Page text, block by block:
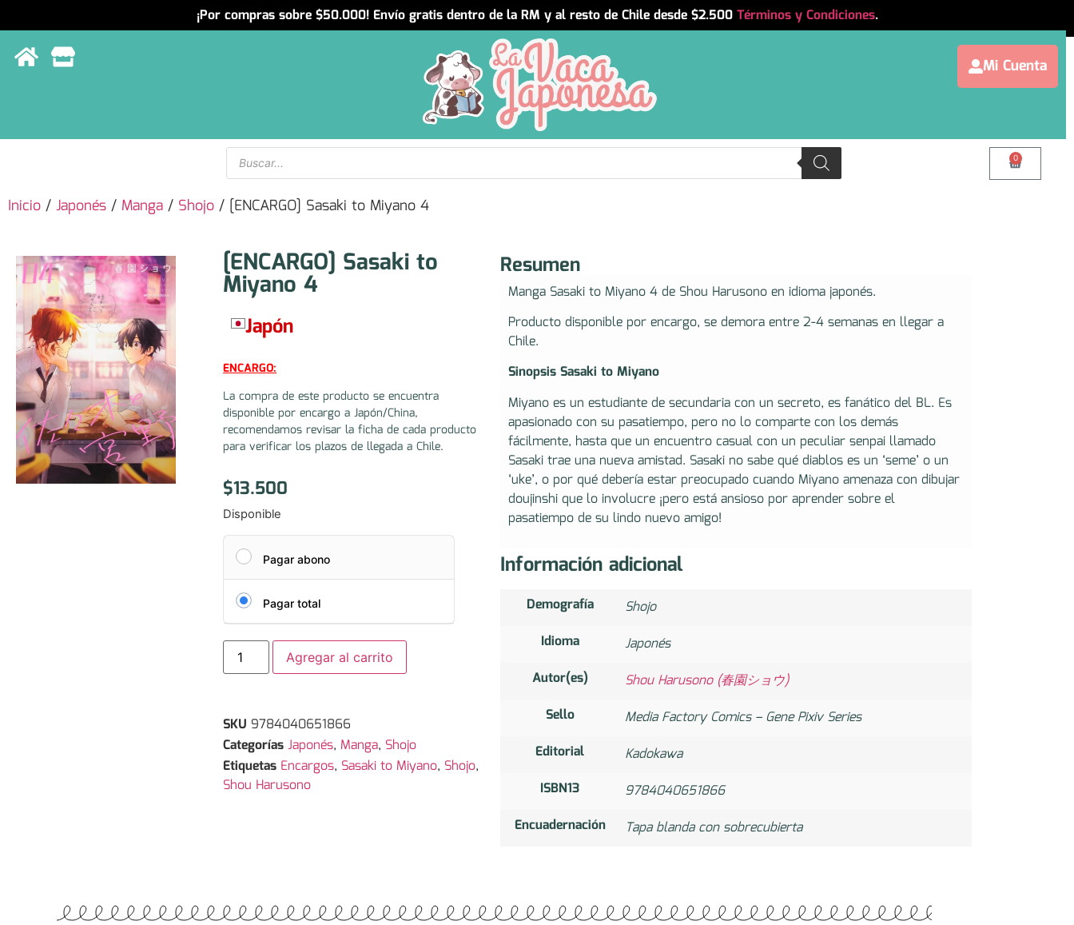
¡Por compras sobre $50.000! Envío gratis dentro de la RM y al resto de Chile desde $2.500 Términos y Condiciones.
Mi Cuenta
0
Inicio / Japonés / Manga / Shojo / [ENCARGO] Sasaki to Miyano 4
[ENCARGO] Sasaki to
Miyano 4
Japón
ENCARGO:
La compra de este producto se encuentra
disponible por encargo a Japón/China,
recomendamos revisar la ficha de cada producto
para verificar los plazos de llegada a Chile.
$13.500
Disponible
Pagar abono
Pagar total
Agregar al carrito
SKU 9784040651866
Categorías Japonés, Manga, Shojo
Etiquetas Encargos, Sasaki to Miyano, Shojo,
Shou Harusono
Resumen
Manga Sasaki to Miyano 4 de Shou Harusono en idioma japonés.
Producto disponible por encargo, se demora entre 2-4 semanas en llegar a
Chile.
Sinopsis Sasaki to Miyano
Miyano es un estudiante de secundaria con un secreto, es fanático del BL. Es
apasionado con su pasatiempo, pero no lo comparte con los demás
fácilmente, hasta que un encuentro casual con un peculiar senpai llamado
Sasaki trae una nueva amistad. Sasaki no sabe qué diablos es un ‘seme’ o un
‘uke’, o por qué debería estar preocupado cuando Miyano amenaza con dibujar
doujinshi que lo involucre ¡pero está ansioso por aprender sobre el
pasatiempo de su lindo nuevo amigo!
Información adicional
Demografía
Shojo
Idioma
Japonés
Autor(es)
Shou Harusono (春園ショウ)
Sello
Media Factory Comics – Gene Pixiv Series
Editorial
Kadokawa
ISBN13
9784040651866
Encuadernación
Tapa blanda con sobrecubierta